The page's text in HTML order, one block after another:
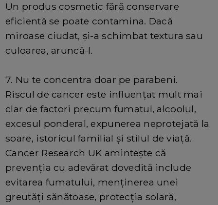
Un produs cosmetic fără conservare
eficientă se poate contamina. Dacă
miroase ciudat, și-a schimbat textura sau
culoarea, aruncă-l.
7. Nu te concentra doar pe parabeni.
Riscul de cancer este influențat mult mai
clar de factori precum fumatul, alcoolul,
excesul ponderal, expunerea neprotejată la
soare, istoricul familial și stilul de viață.
Cancer Research UK amintește că
prevenția cu adevărat dovedită include
evitarea fumatului, menținerea unei
greutăți sănătoase, protecția solară,